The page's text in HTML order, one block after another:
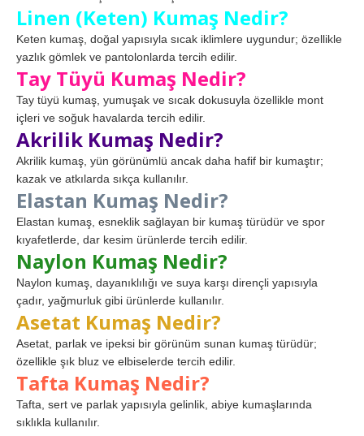
Linen (Keten) Kumaş Nedir?
Keten kumaş, doğal yapısıyla sıcak iklimlere uygundur; özellikle
yazlık gömlek ve pantolonlarda tercih edilir.
Tay Tüyü Kumaş Nedir?
Tay tüyü kumaş, yumuşak ve sıcak dokusuyla özellikle mont
içleri ve soğuk havalarda tercih edilir.
Akrilik Kumaş Nedir?
Akrilik kumaş, yün görünümlü ancak daha hafif bir kumaştır;
kazak ve atkılarda sıkça kullanılır.
Elastan Kumaş Nedir?
Elastan kumaş, esneklik sağlayan bir kumaş türüdür ve spor
kıyafetlerde, dar kesim ürünlerde tercih edilir.
Naylon Kumaş Nedir?
Naylon kumaş, dayanıklılığı ve suya karşı dirençli yapısıyla
çadır, yağmurluk gibi ürünlerde kullanılır.
Asetat Kumaş Nedir?
Asetat, parlak ve ipeksi bir görünüm sunan kumaş türüdür;
özellikle şık bluz ve elbiselerde tercih edilir.
Tafta Kumaş Nedir?
Tafta, sert ve parlak yapısıyla gelinlik, abiye kumaşlarında
sıklıkla kullanılır.